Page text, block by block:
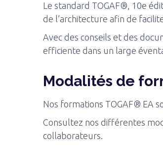
Le standard TOGAF®, 10e
de l’architecture afin de
Avec des conseils et des
efficiente dans un large
Modalités de
Nos formations TOGAF® EA
Consultez nos différentes
collaborateurs.